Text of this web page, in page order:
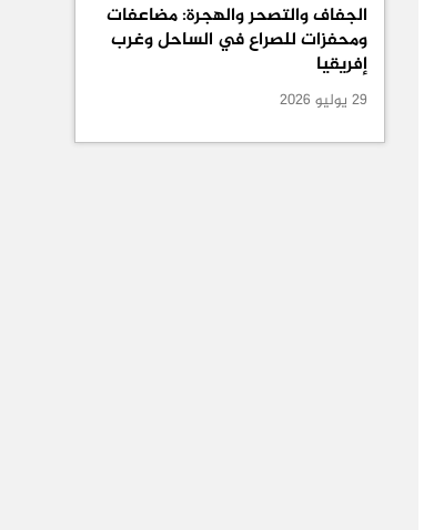
الجفاف والتصحر والهجرة: مضاعفات
ومحفزات للصراع في الساحل وغرب
إفريقيا
29 يوليو 2026